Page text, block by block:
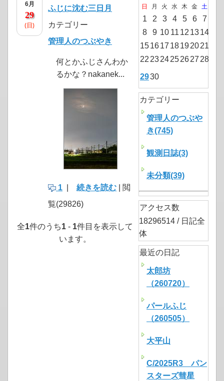
6月
29
(日)
ふじに沈む三日月
カテゴリー
管理人のつぶやき
何とかふじさんわか
るかな？nakanek...
1 続きを読む | 閲
覧(29826)
全1件のうち1 - 1件目を表示して
います。
日 月 火 水 木 金 土
1 2 3 4 5 6
7
8
9 10 11 12 1314
151617 18192021
22 2324252627 28
2930
カテゴリー
管理人のつぶや
き(745)
観測日誌(3)
未分類(39)
アクセス数
18296514 / 日記全
体
最近の日記
太郎坊
（260720）
パールふじ
（260505）
大平山
C/2025R3 パン
スターズ彗星